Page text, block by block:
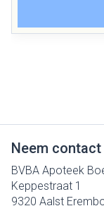
Neem
BVBA Apoteek
Keppestraat 1
9320 Aalst